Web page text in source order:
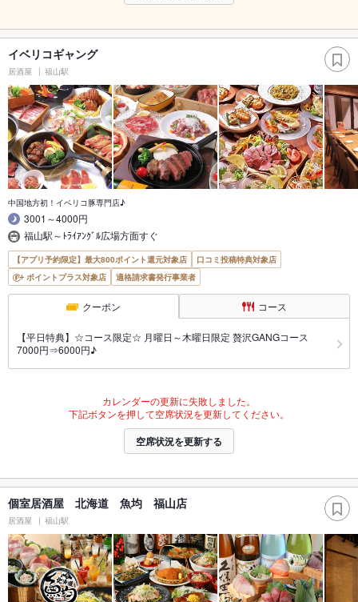
イベリコギャング
居酒屋 福山駅
中国地方初！イベリコ豚専門店♪
3001～4000円
福山駅～ﾄﾗｲｱﾝｸﾞﾙ広場方面すぐ
【アプリ予約限定】最大800ポイント還元対象店
口コミ投稿特典対象店
ポイントプラス対象店
適格請求書発行事業者
クーポン コース
【平日特典】☆コース限定☆ 月曜日～木曜日限定 贅沢GANGコース
7000円⇒6000円♪
カレンダーの更新に失敗しました。
下記ボタンを押して空席状況を更新してください。
空席状況を更新する
個室居酒屋 北海道 魚均 福山店
居酒屋 福山駅